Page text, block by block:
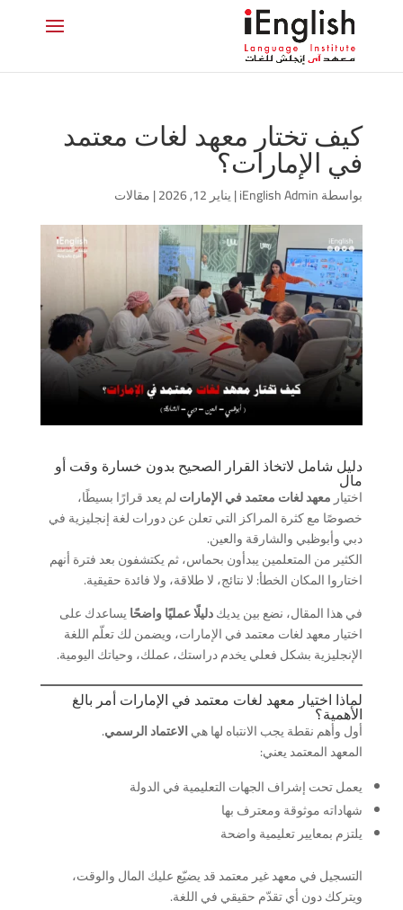
كيف تختار معهد لغات معتمد
في الإمارات؟
بواسطةiEnglish Admin
|يناير 12, 2026 |مقالات
دليل شامل لاتخاذ القرار الصحيح بدون خسارة وقت أو
مال
اختيارمعهد لغات معتمد في الإماراتلم يعد قرارًا بسيطًا،
خصوصًا مع كثرة المراكز التي تعلن عن دورات لغة إنجليزية في
دبي وأبوظبي والشارقة والعين.
الكثير من المتعلمين يبدأون بحماس، ثم يكتشفون بعد فترة أنهم
اختاروا المكان الخطأ: لا نتائج، لا طلاقة، ولا فائدة حقيقية.
في هذا المقال، نضع بين يديكدليلًا عمليًا واضحًايساعدك على
اختيار معهد لغات معتمد في الإمارات، ويضمن لك تعلّم اللغة
الإنجليزية بشكل فعلي يخدم دراستك، عملك، وحياتك اليومية.
لماذا اختيار معهد لغات معتمد في الإمارات أمر بالغ
الأهمية؟
أول وأهم نقطة يجب الانتباه لها هيالاعتماد الرسمي.
المعهد المعتمد يعني:
يعمل تحت إشراف الجهات التعليمية في الدولة
شهاداته موثوقة ومعترف بها
يلتزم بمعايير تعليمية واضحة
التسجيل في معهد غير معتمد قد يضيّع عليك المال والوقت،
ويتركك دون أي تقدّم حقيقي في اللغة.